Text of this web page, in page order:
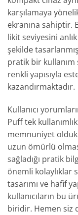
karşılamaya
ekranına sahiptir.
likit seviyesini
şekilde
pratik bir kullanım
renkli yapısıyla
kazandırmaktadır.
Kullanıcı
Puff tek
memnuniyet
uzun ömürlü
sağladığı pratik
önemli kolaylıklar
tasarımı ve hafif
kullanıcıların bu
biridir. Hemen siz